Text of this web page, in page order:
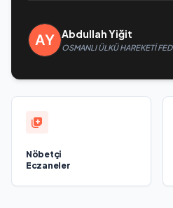
Abdullah Yiğit
OSMANLI ÜLKÜ HAREKETİ
KARARLILIKLA YÜRÜYORUZ”
Nöbetçi
Eczaneler